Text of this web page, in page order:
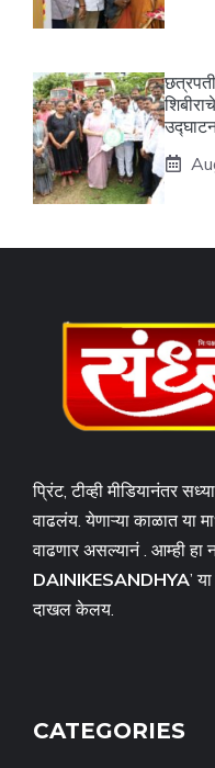
प्रिंट, टीव्ही मीडियानंतर
वाढलंय. येणाऱ्या काळात या
वाढणार असल्यानं . आम्ही
DAINIKESANDHYA’
दाखल केलय.
CATEGORIES